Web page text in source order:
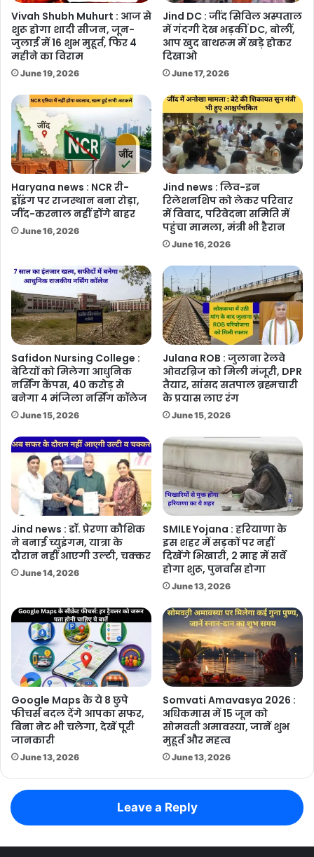
Vivah Shubh Muhurt : आज से
शुरू होगा शादी सीजन, जून-
जुलाई में 16 शुभ मुहूर्त, फिर 4
महीने का विराम
June 19, 2026
Jind DC : जींद सिविल अस्पताल
में गंदगी देख भड़कीं DC, बोलीं,
आप खुद बाथरूम में खड़े होकर
दिखाओ
June 17, 2026
Haryana news : NCR री-
ड्रॉइंग पर राजस्थान बना रोड़ा,
जींद-करनाल नहीं होंगे बाहर
June 16, 2026
Jind news : लिव-इन
रिलेशनशिप को लेकर परिवार
में विवाद, परिवेदना समिति में
पहुंचा मामला, मंत्री भी हैरान
June 16, 2026
Safidon Nursing College :
बेटियों को मिलेगा आधुनिक
नर्सिंग कैंपस, 40 करोड़ से
बनेगा 4 मंजिला नर्सिंग कॉलेज
June 15, 2026
Julana ROB : जुलाना रेलवे
ओवरब्रिज को मिली मंजूरी, DPR
तैयार, सांसद सतपाल ब्रह्मचारी
के प्रयास लाए रंग
June 15, 2026
Jind news : डॉ. प्रेरणा कौशिक
ने बनाई च्युइंगम, यात्रा के
दौरान नहीं आएगी उल्टी, चक्कर
June 14, 2026
SMILE Yojana : हरियाणा के
इस शहर में सड़कों पर नहीं
दिखेंगे भिखारी, 2 माह में सर्वे
होगा शुरू, पुनर्वास होगा
June 13, 2026
Google Maps के ये 8 छुपे
फीचर्स बदल देंगे आपका सफर,
बिना नेट भी चलेगा, देखें पूरी
जानकारी
June 13, 2026
Somvati Amavasya 2026 :
अधिकमास में 15 जून को
सोमवती अमावस्या, जानें शुभ
मुहूर्त और महत्व
June 13, 2026
Leave a Reply